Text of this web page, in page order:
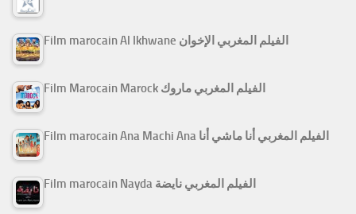
Film marocain Al Ikhwane الفيلم المغربي الإخوان
Film Marocain Marock الفيلم المغربي ماروك
Film marocain Ana Machi Ana الفيلم المغربي أنا ماشي أنا
Film marocain Nayda الفيلم المغربي نايضة